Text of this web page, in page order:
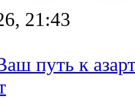
21:43
путь к